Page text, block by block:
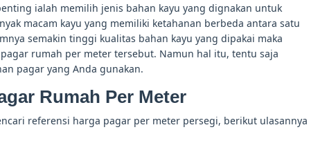
ialah memilih jenis bahan kayu yang dignakan untuk
macam kayu yang memiliki ketahanan berbeda antara satu
semakin tinggi kualitas bahan kayu yang dipakai maka
rumah per meter tersebut. Namun hal itu, tentu saja
pagar yang Anda gunakan.
Rumah Per Meter
referensi harga pagar per meter persegi, berikut ulasannya